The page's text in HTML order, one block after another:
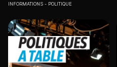
INFORMATIONS POLITIQUE